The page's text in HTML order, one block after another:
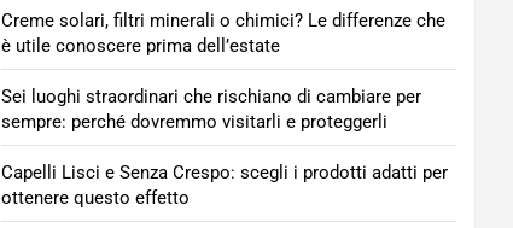
Creme solari, filtri minerali o chimici? Le differenze che
è utile conoscere prima dell’estate
Sei luoghi straordinari che rischiano di cambiare per
sempre: perché dovremmo visitarli e proteggerli
Capelli Lisci e Senza Crespo: scegli i prodotti adatti per
ottenere questo effetto